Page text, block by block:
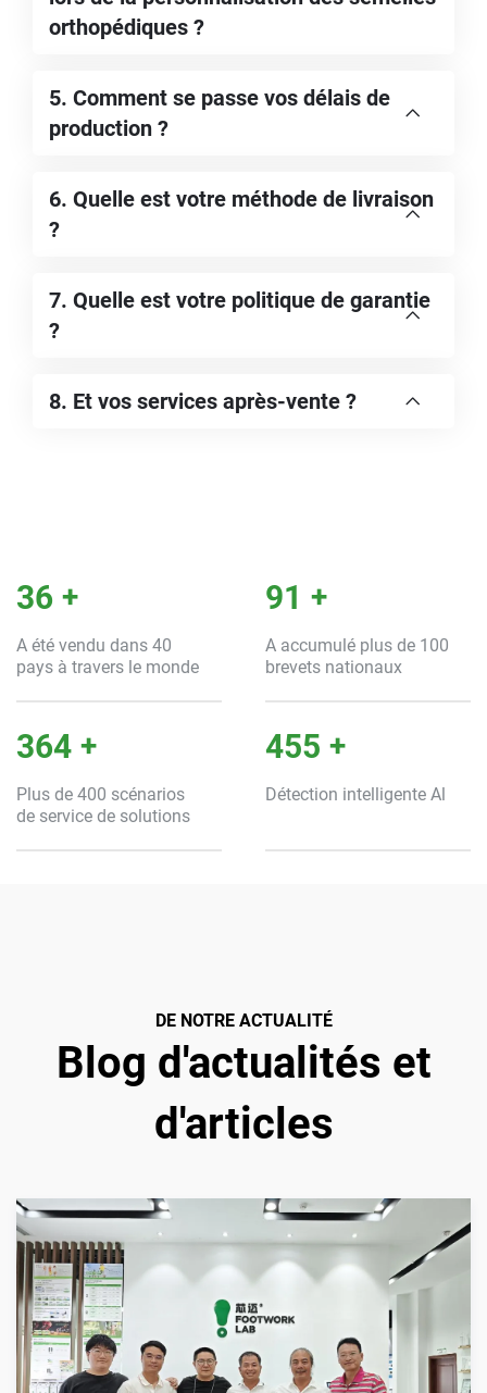
orthopédiques ?
5. Comment se passe vos délais de
production ?
6. Quelle est votre méthode de livraison
?
7. Quelle est votre politique de garantie
?
8. Et vos services après-vente ?
40 +
A été vendu dans 40
pays à travers le monde
100
A accumulé plus de 100
brevets nationaux
400 +
Plus de 400 scénarios
de service de solutions
500 +
Détection intelligente Al
DE NOTRE ACTUALITÉ
Blog d'actualités et
d'articles